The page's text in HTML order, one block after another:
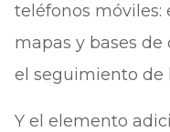
teléfonos móviles:
mapas y bases
el seguimiento de
Y el elemento